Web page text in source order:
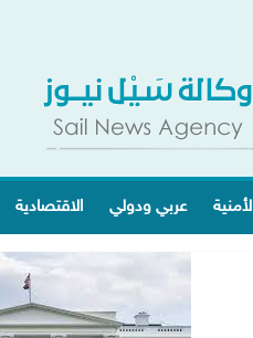
عربي ودولي الاقتصادية